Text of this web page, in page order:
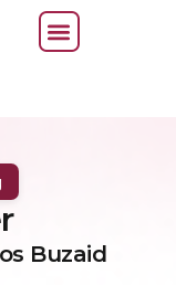
Buzaid